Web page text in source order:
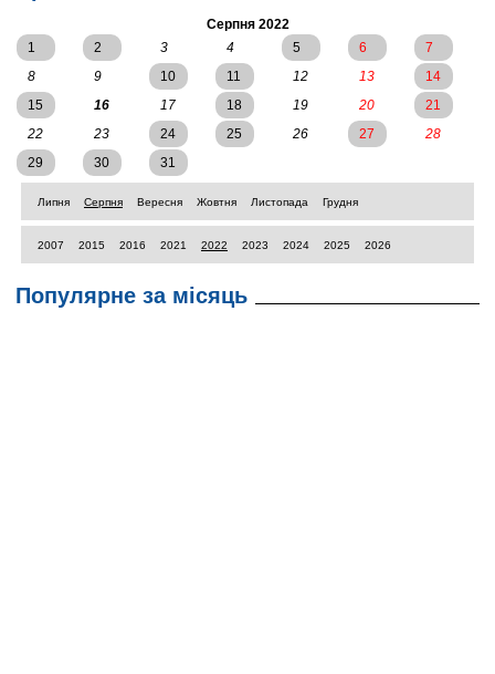
Серпня 2022
1
2 3 4 5 6
7
8
9 10 11 12 13
14
15
16 17 18 19 20
21
22
23 24 25 26 27
28
29
30 31
Липня Серпня Вересня Жовтня Листопада Грудня
2007 2015 2016 2021 2022 2023 2024 2025 2026
Популярне за місяць